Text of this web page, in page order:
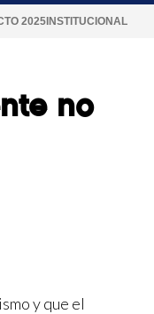
2025INSTITUCIONAL
no
y que el